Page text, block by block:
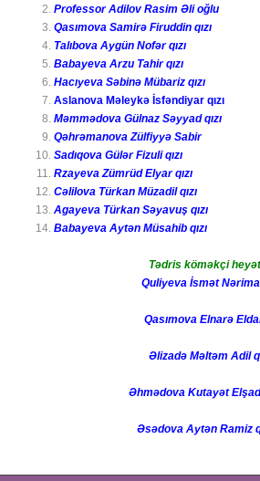
Professor Adilov Rasim Əli oğlu
Qasımova Samirə Firuddin qızı
Talıbova Aygün Nofər qızı
Babayeva Arzu Tahir qızı
Hacıyeva Səbinə Mübariz qızı
Aslanova Məleykə İsfəndiyar qızı
Məmmədova Gülnaz Səyyad qızı
Qəhrəmanova Zülfiyyə Sabir
Sadıqova Gülər Fizuli qızı
Rzayeva Zümrüd Elyar qızı
Cəlilova Türkan Müzadil qızı
Agayeva Türkan Səyavuş qızı
Babayeva Aytən Müsahib qızı
Tədris köməkçi
Quliyeva İsmət
Qasımova Elnarə Eldar
Əlizadə Məltəm Adil
Əhmədova Kutayət Elşad
Əsədova Aytən Ramiz